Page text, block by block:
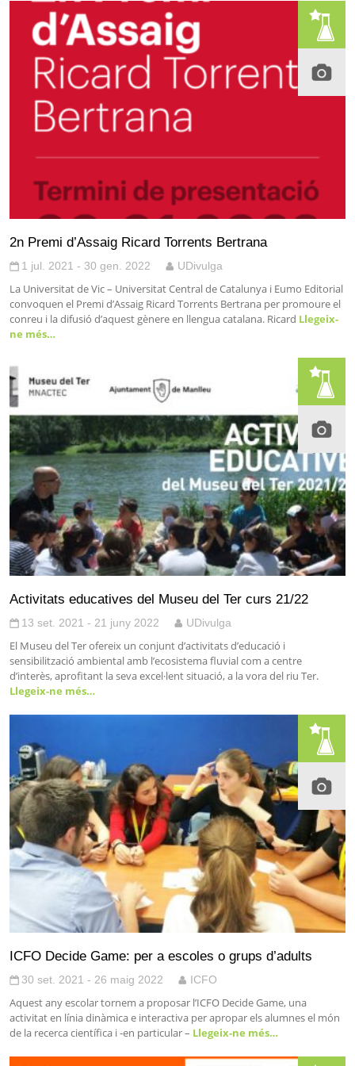
2n Premi d’Assaig Ricard Torrents Bertrana
1 jul. 2021 - 30 gen. 2022 UDivulga
La Universitat de Vic – Universitat Central de Catalunya i Eumo Editorial
convoquen el Premi d’Assaig Ricard Torrents Bertrana per promoure el
conreu i la difusió d’aquest gènere en llengua catalana. Ricard Llegeix-
ne més…
Activitats educatives del Museu del Ter curs 21/22
13 set. 2021 - 21 juny 2022 UDivulga
El Museu del Ter ofereix un conjunt d’activitats d’educació i
sensibilització ambiental amb l’ecosistema fluvial com a centre
d’interès, aprofitant la seva excel·lent situació, a la vora del riu Ter.
Llegeix-ne més…
ICFO Decide Game: per a escoles o grups d’adults
30 set. 2021 - 26 maig 2022 ICFO
Aquest any escolar tornem a proposar l’ICFO Decide Game, una
activitat en línia dinàmica e interactiva per apropar els alumnes el món
de la recerca científica i -en particular – Llegeix-ne més…